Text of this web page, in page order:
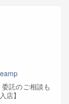
託のご相談も
店】